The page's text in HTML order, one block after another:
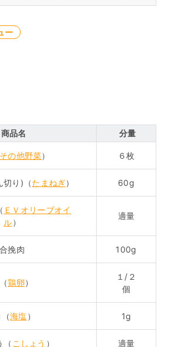
ー
商品名 分量
その他野菜） ６枚
切り)（たまねぎ） 60g
ＥＶオリーブオイ
ル）
適量
合挽肉 100g
鶏卵）
１/２
個
海塩 ） 1g
（ こしょう ） 適量